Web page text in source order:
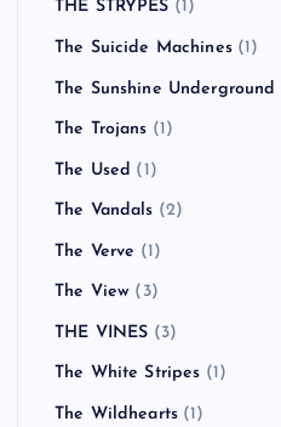
THE STRYPES (1)
The Suicide Machines(1)
The Sunshine Underground
The Trojans (1)
The Used (1)
The Vandals (2)
The Verve (1)
The View (3)
THE VINES (3)
The White Stripes (1)
The Wildhearts (1)